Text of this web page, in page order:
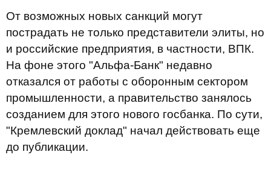
От возможных новых санкций могут
пострадать не только представители элиты, но
и российские предприятия, в частности, ВПК.
На фоне этого "Альфа-Банк" недавно
отказался от работы с оборонным сектором
промышленности, а правительство занялось
созданием для этого нового госбанка. По сути,
"Кремлевский доклад" начал действовать еще
до публикации.